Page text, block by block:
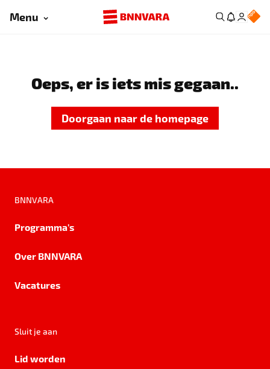
Menu
Oeps, er is iets mis gegaan..
Doorgaan naar de homepage
BNNVARA
Programma's
Over BNNVARA
Vacatures
Sluit je aan
Lid worden